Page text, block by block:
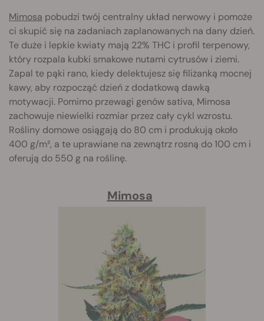
Mimosa pobudzi twój centralny układ nerwowy i pomoże
ci skupić się na zadaniach zaplanowanych na dany dzień.
Te duże i lepkie kwiaty mają 22% THC i profil terpenowy,
który rozpala kubki smakowe nutami cytrusów i ziemi.
Zapal te pąki rano, kiedy delektujesz się filiżanką mocnej
kawy, aby rozpocząć dzień z dodatkową dawką
motywacji. Pomimo przewagi genów sativa, Mimosa
zachowuje niewielki rozmiar przez cały cykl wzrostu.
Rośliny domowe osiągają do 80 cm i produkują około
400 g/m², a te uprawiane na zewnątrz rosną do 100 cm i
oferują do 550 g na roślinę.
Mimosa